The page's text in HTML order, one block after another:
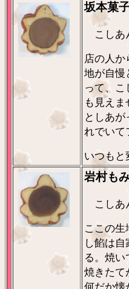
坂本菓
こしあ
店の人
地が自慢
って、
も見え
としあ
れでいて
いつもと
岩村も
こしあ
ここの
し餡は
る。焼
焼きたて